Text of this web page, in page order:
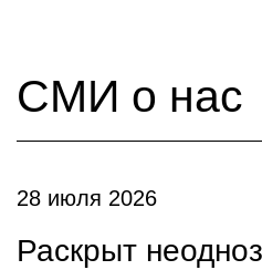
СМИ о нас
28 июля 2026
Раскрыт